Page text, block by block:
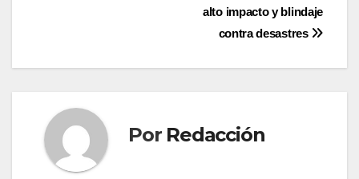
alto impacto y blindaje
contra desastres
Por Redacción